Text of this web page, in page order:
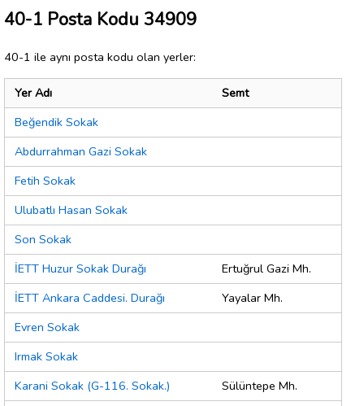
40-1 Posta Kodu 34909
40-1 ile aynı posta kodu olan yerler:
Yer Adı
Semt
Beğendik Sokak
Abdurrahman Gazi Sokak
Fetih Sokak
Ulubatlı Hasan Sokak
Son Sokak
İETT Huzur Sokak Durağı
Ertuğrul Gazi Mh.
İETT Ankara Caddesi. Durağı
Yayalar Mh.
Evren Sokak
Irmak Sokak
Karani Sokak (G-116. Sokak.)
Sülüntepe Mh.